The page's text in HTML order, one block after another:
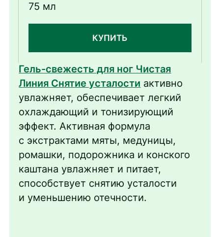
75 мл
КУПИТЬ
Гель-свежесть для ног Чистая
Линия Снятие усталости активно
увлажняет, обеспечивает легкий
охлаждающий и тонизирующий
эффект. Активная формула
с экстрактами мяты, медуницы,
ромашки, подорожника и конского
каштана увлажняет и питает,
способствует снятию усталости
и уменьшению отечности.